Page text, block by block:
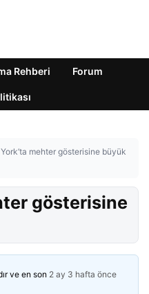
Rehberi Forum
mehter gösterisine büyük
gösterisine
ve en son 2 ay 3 hafta önce